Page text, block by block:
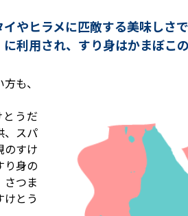
やヒラメに匹敵する美味しさ
に利用され、すり身はかまぼこ
も、
うだ
、スパ
のすけ
り身の
さつま
とう